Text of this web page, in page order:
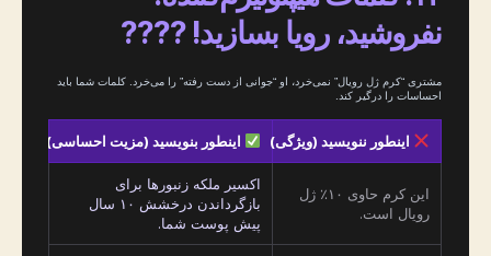
نفروشید، رویا بسازید! ????
مشتری “کرم ژل رویال” نمی‌خرد، او “جوانی از دست رفته” را می‌خرد. کلمات شما باید
احساسات را درگیر کند.
اینطور ننویسید (ویژگی) اینطور بنویسید (مزیت احساسی)
این کرم حاوی ۱۰٪ ژل
رویال است.
اکسیر ملکه زنبورها برای
بازگرداندن درخشش ۱۰ سال
پیش پوست شما.